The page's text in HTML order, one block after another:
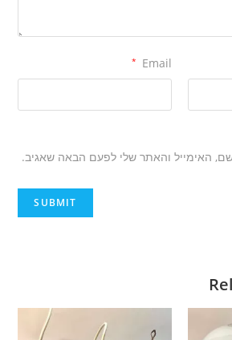
Email
*
האימייל והאתר שלי לפעם הבאה שאגיב.